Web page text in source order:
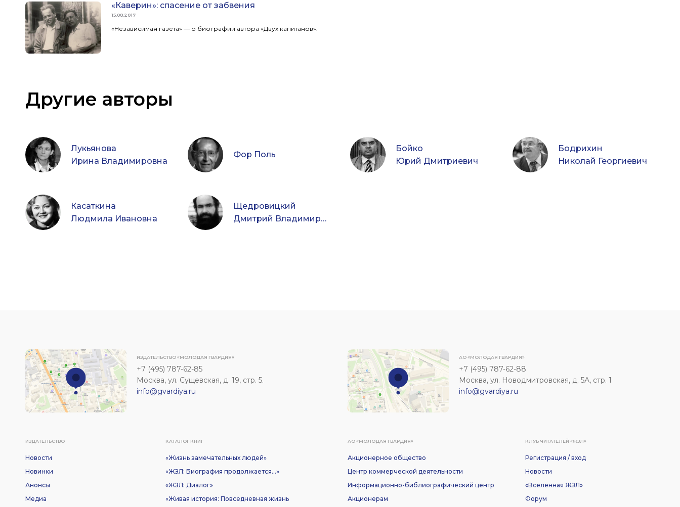
«Каверин»: спасение от забвения
15.08.2017
«Независимая газета» — о биографии автора «Двух капитанов».
Другие авторы
Лукьянова
Ирина Владимировна
Фор Поль
Бойко
Юрий Дмитриевич
Бодрихин
Николай Георгиевич
Касаткина
Людмила Ивановна
Щедровицкий
Дмитрий Владимирович
ИЗДАТЕЛЬСТВО «МОЛОДАЯ ГВАРДИЯ»
+7 (495) 787-62-85
Москва, ул. Сущевская, д. 19, стр. 5.
info@gvardiya.ru
АО «МОЛОДАЯ ГВАРДИЯ»
+7 (495) 787-62-88
Москва, ул. Новодмитровская, д. 5А, стр. 1
info@gvardiya.ru
ИЗДАТЕЛЬСТВО
Новости
Новинки
Анонсы
Медиа
КАТАЛОГ КНИГ
«Жизнь замечательных людей»
«ЖЗЛ: Биография продолжается...»
«ЖЗЛ: Диалог»
«Живая история: Повседневная жизнь
АО «МОЛОДАЯ ГВАРДИЯ»
Акционерное общество
Центр коммерческой деятельности
Информационно-библиографический центр
Акционерам
КЛУБ ЧИТАТЕЛЕЙ «ЖЗЛ»
Регистрация / вход
Новости
«Вселенная ЖЗЛ»
Форум